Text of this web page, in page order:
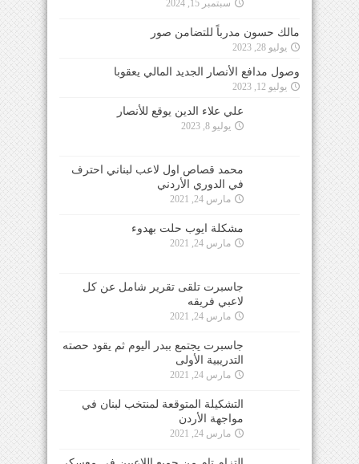
سبتمبر 15, 2024
مالك حسون مدرباً للتضامن صور
يوليو 28, 2023
وصول مدافع الأنصار الجديد المالي يعقوبا
يوليو 12, 2023
علي علاء الدين يوقع للأنصار
يوليو 8, 2023
محمد قصاص اول لاعب لبناني احترف
في الدوري الأردني
مارس 24, 2021
مشكلة ايوب حلت بهدوء
مارس 24, 2021
جاسبرت تلقى تقرير شامل عن كل
لاعبي فريقه
مارس 24, 2021
جاسبرت يجتمع ببدر اليوم ثم يقود حصته
التدريبية الأولى
مارس 24, 2021
التشكيلة المتوقعة لمنتخب لبنان في
مواجهة الأردن
مارس 24, 2021